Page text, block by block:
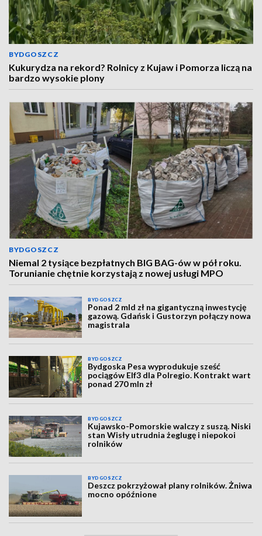
BYDGOSZCZ
Kukurydza na rekord? Rolnicy z Kujaw i Pomorza liczą na
bardzo wysokie plony
BYDGOSZCZ
Niemal 2 tysiące bezpłatnych BIG BAG-ów w pół roku.
Torunianie chętnie korzystają z nowej usługi MPO
BYDGOSZCZ
Ponad 2 mld zł na gigantyczną inwestycję
gazową. Gdańsk i Gustorzyn połączy nowa
magistrala
BYDGOSZCZ
Bydgoska Pesa wyprodukuje sześć
pociągów Elf3 dla Polregio. Kontrakt wart
ponad 270 mln zł
BYDGOSZCZ
Kujawsko-Pomorskie walczy z suszą. Niski
stan Wisły utrudnia żeglugę i niepokoi
rolników
BYDGOSZCZ
Deszcz pokrzyżował plany rolników. Żniwa
mocno opóźnione